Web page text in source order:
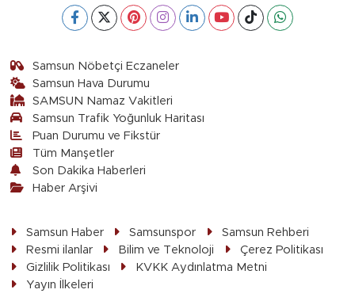
Samsun Nöbetçi Eczaneler
Samsun Hava Durumu
SAMSUN Namaz Vakitleri
Samsun Trafik Yoğunluk Haritası
Puan Durumu ve Fikstür
Tüm Manşetler
Son Dakika Haberleri
Haber Arşivi
Samsun Haber Samsunspor
Samsun Rehberi
Resmi ilanlar
Bilim ve Teknoloji
Çerez Politikası
Gizlilik Politikası
KVKK Aydınlatma Metni
Yayın İlkeleri